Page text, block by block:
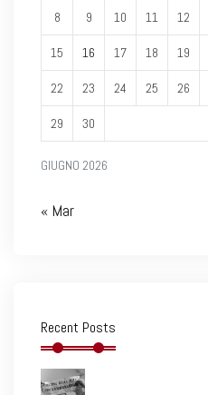
GIUGNO 2026
8 9 10 11 12
15 16 17 18 19
22 23 24 25 26
29 30
« Mar
Recent Posts